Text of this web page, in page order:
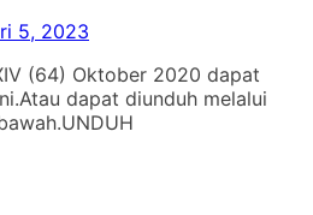
5, 2023
(64) Oktober 2020 dapat
dapat diunduh melalui